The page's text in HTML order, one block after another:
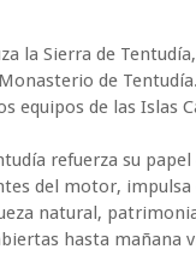
la Sierra de
de
equipos de las Islas
refuerza su
del motor,
natural,
hasta mañana